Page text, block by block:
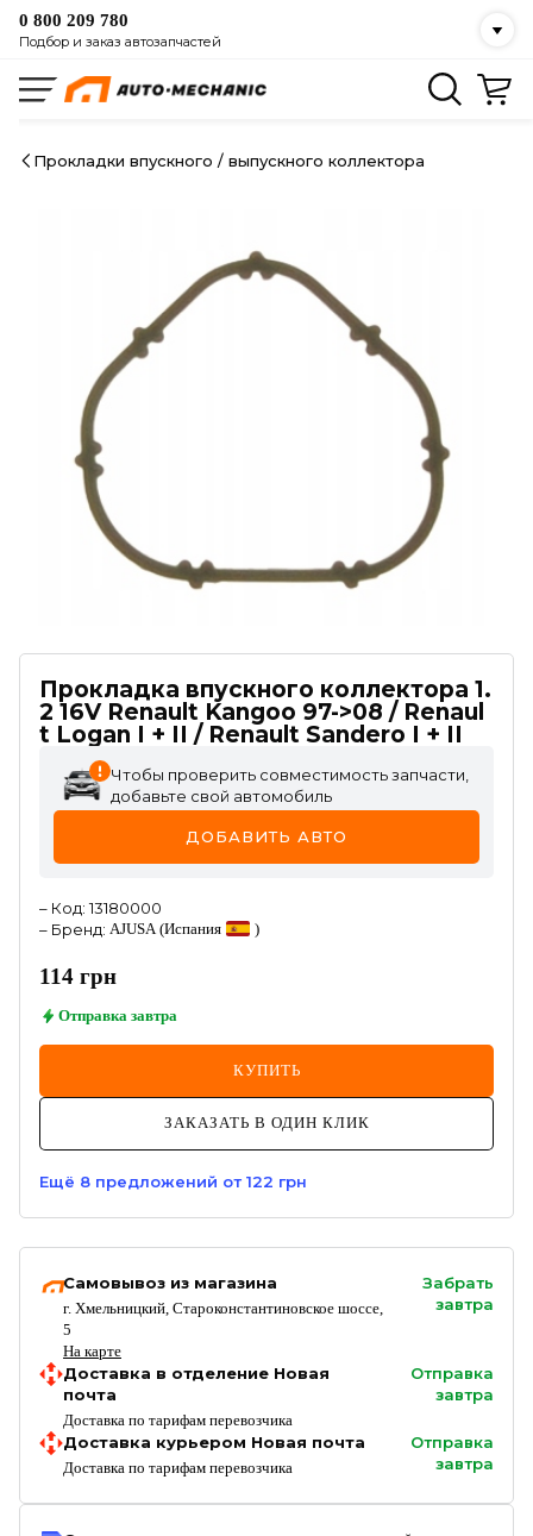
0 800 209 780
Подбор и заказ автозапчастей
Прокладки впускного / выпускного коллектора
Прокладка впускного коллектора 1.
2 16V Renault Kangoo 97->08 / Renaul
t Logan I + II / Renault Sandero I + II
Чтобы проверить совместимость запчасти,
добавьте свой автомобиль
ДОБАВИТЬ АВТО
– Код:13180000
– Бренд: AJUSA (Испания )
114 грн
Отправка завтра
КУПИТЬ
ЗАКАЗАТЬ В ОДИН КЛИК
Ещё 8 предложений от 122 грн
Самовывоз из магазина
г. Хмельницкий, Староконстантиновское шоссе,
5
На карте
Забрать
завтра
Доставка в отделение Новая
почта
Доставка по тарифам перевозчика
Отправка
завтра
Доставка курьером Новая почта
Доставка по тарифам перевозчика
Отправка
завтра